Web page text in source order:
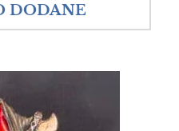
DODANE